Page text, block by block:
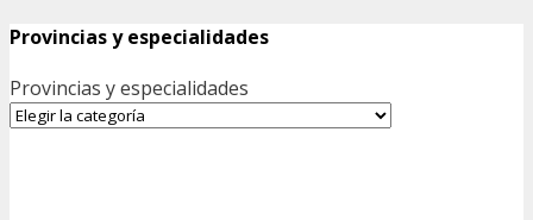
Provincias y especialidades
Provincias y especialidades